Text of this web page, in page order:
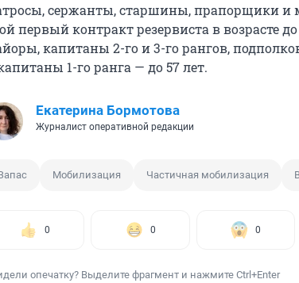
сержанты, старшины, прапорщики и
первый контракт резервиста в возрасте
капитаны 2-го и 3-го рангов,
1-го ранга — до 57 лет.
Екатерина Бормотова
Журналист оперативной редакции
Мобилизация Частичная мобилизация
0 0 0
опечатку? Выделите фрагмент и нажмите Ctrl+Enter